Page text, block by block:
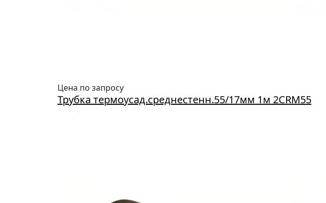
Цена по запросу
Трубка термоусад.среднестенн.55/17мм 1м 2CRM55